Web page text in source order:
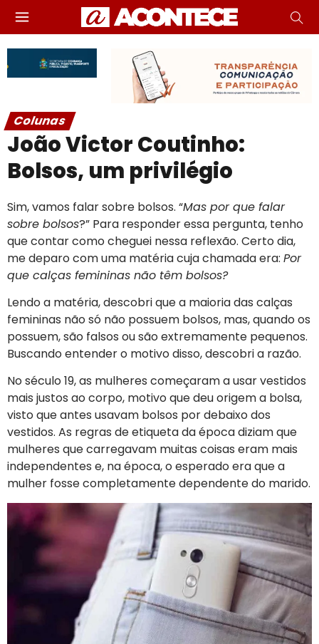
Colunas
João Victor Coutinho:
Bolsos, um privilégio
Sim, vamos falar sobre bolsos. “Mas por que falar
sobre bolsos?” Para responder essa pergunta, tenho
que contar como cheguei nessa reflexão. Certo dia,
me deparo com uma matéria cuja chamada era: Por
que calças femininas não têm bolsos?
Lendo a matéria, descobri que a maioria das calças
femininas não só não possuem bolsos, mas, quando os
possuem, são falsos ou são extremamente pequenos.
Buscando entender o motivo disso, descobri a razão.
No século 19, as mulheres começaram a usar vestidos
mais justos ao corpo, motivo que deu origem a bolsa,
visto que antes usavam bolsos por debaixo dos
vestidos. As regras de etiqueta da época diziam que
mulheres que carregavam muitas coisas eram mais
independentes e, na época, o esperado era que a
mulher fosse completamente dependente do marido.